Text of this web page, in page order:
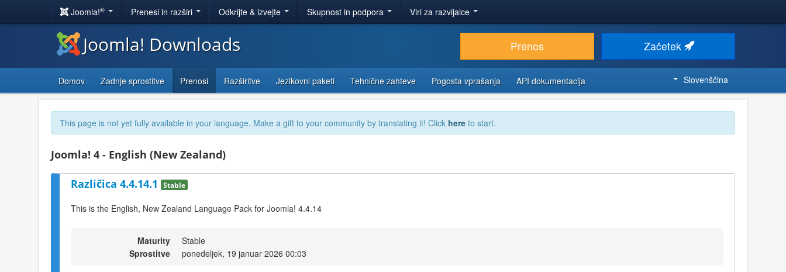
Joomla!® Prenesi in razširi Odkrijte & izvejte Skupnost in podpora Viri za razvijalce
Joomla! Downloads Prenos Začetek
Domov Zadnje sprostitve Prenosi Razširitve Jezikovni paketi Tehnične zahteve Pogosta vprašanja API dokumentacija Slovenščina
This page is not yet fully available in your language. Make a gift to your community by translating it! Click here to start.
Joomla! 4 - English (New Zealand)
Različica 4.4.14.1 Stable
This is the English, New Zealand Language Pack for Joomla! 4.4.14
Maturity
Stable
Sprostitve
ponedeljek, 19 januar 2026 00:03